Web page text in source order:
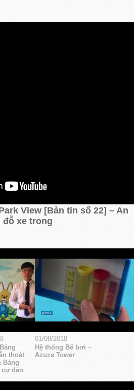
View [Bản tin số 22] – An
xe trong
thoát
Bảng
dân
01/08/2018
Hệ thống Bể bơi –
Azuza Tower